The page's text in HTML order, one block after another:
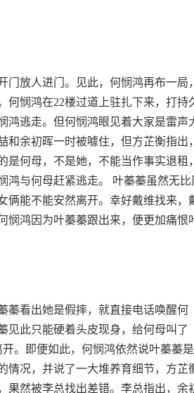
放人进门。见此，何悯鸿再布一局，
何悯鸿在22楼过道上驻扎下来，打持
鸿逃走。但何悯鸿眼见着大家是雷声
余初晖一时被噱住，但方芷衡指出，
何母，不是她，不能当作事实退租，
鸿与何母赶紧逃走。 叶蓁蓁虽然无比
俩能不能安然离开。幸好戴维找来，
悯鸿因为叶蓁蓁跟出来，便更加痛恨
蓁看出她是假摔，就直接电话唤醒何
见此只能硬着头皮现身，给何母叫了
。即便如此，何悯鸿依然说叶蓁蓁
情况，并说了一大堆养育细节，方芷
果然被李总找出差错。李总指出，余